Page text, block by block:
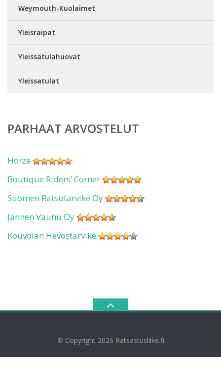
Weymouth-Kuolaimet
Yleisraipat
Yleissatulahuovat
Yleissatulat
PARHAAT ARVOSTELUT
Horze
Boutique Riders’ Corner
Suomen Ratsutarvike Oy
Jannen Vaunu Oy
Kouvolan Hevostarvike
© Copyright 2026 Ratsastusliike.fi